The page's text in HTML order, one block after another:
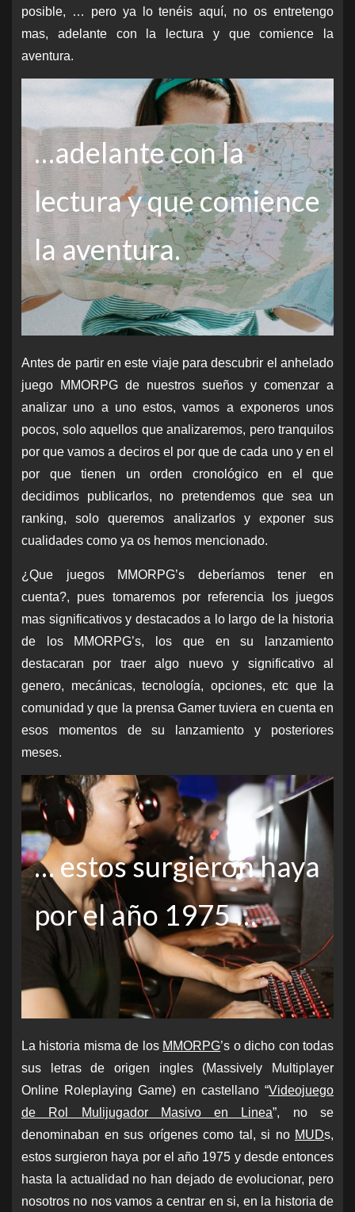
posible, … pero ya lo tenéis aquí, no os entretengo
mas, adelante con la lectura y que comience la
aventura.
…adelante con la
lectura y que comience
la aventura.
Antes de partir en este viaje para descubrir el anhelado
juego MMORPG de nuestros sueños y comenzar a
analizar uno a uno estos, vamos a exponeros unos
pocos, solo aquellos que analizaremos, pero tranquilos
por que vamos a deciros el por que de cada uno y en el
por que tienen un orden cronológico en el que
decidimos publicarlos, no pretendemos que sea un
ranking, solo queremos analizarlos y exponer sus
cualidades como ya os hemos mencionado.
¿Que juegos MMORPG’s deberíamos tener en
cuenta?, pues tomaremos por referencia los juegos
mas significativos y destacados a lo largo de la historia
de los MMORPG’s, los que en su lanzamiento
destacaran por traer algo nuevo y significativo al
genero, mecánicas, tecnología, opciones, etc que la
comunidad y que la prensa Gamer tuviera en cuenta en
esos momentos de su lanzamiento y posteriores
meses.
… estos surgieron haya
por el año 1975 …
La historia misma de los MMORPG’s o dicho con todas
sus letras de origen ingles (Massively Multiplayer
Online Roleplaying Game) en castellano “Videojuego
de Rol Mulijugador Masivo en Linea”, no se
denominaban en sus orígenes como tal, si no MUDs,
estos surgieron haya por el año 1975 y desde entonces
hasta la actualidad no han dejado de evolucionar, pero
nosotros no nos vamos a centrar ensi, en la historia de